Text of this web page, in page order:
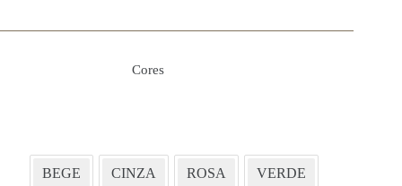
Cores
BEGE CINZA ROSA VERDE